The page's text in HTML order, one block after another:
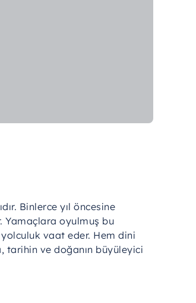
Binlerce yıl öncesine
Yamaçlara oyulmuş bu
vaat eder. Hem dini
tarihin ve doğanın büyüleyici